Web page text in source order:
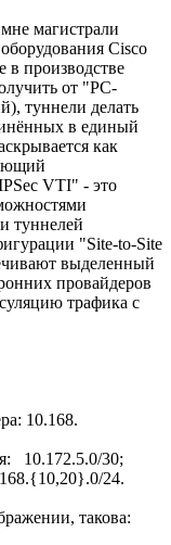
магистрали
Cisco
в производстве
от "PC-
туннели делать
в единый
как
VTI" - это
туннелей
"Site-to-Site
выделенный
провайдеров
трафика с
10.168.
10.172.5.0/30;
24.
такова: